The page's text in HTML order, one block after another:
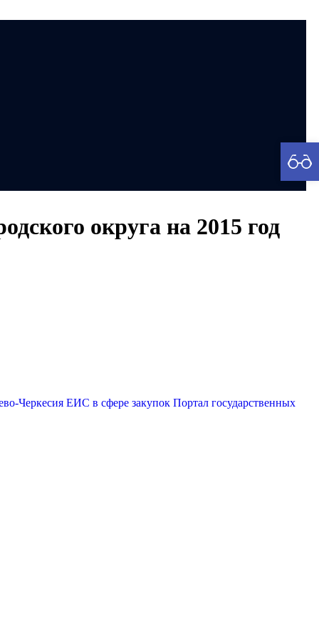
округа на 2015 год
Черкесия ЕИС в сфере закупок Портал государственных